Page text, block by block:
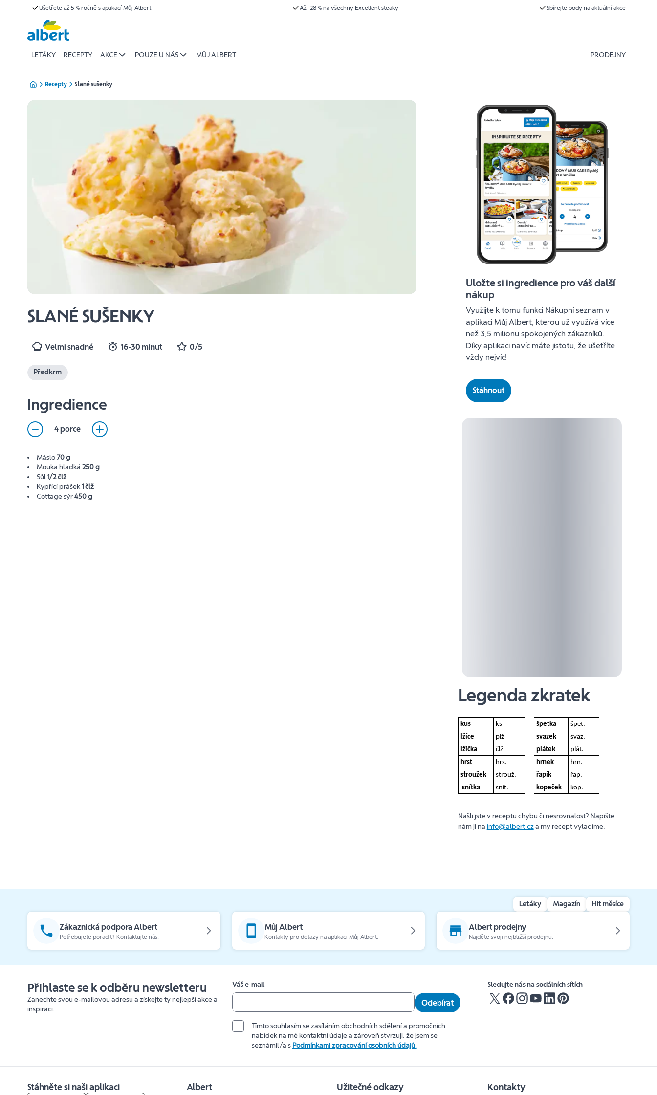
Ušetřete až 5 % ročně s aplikací Můj Albert Až -28 % na všechny Excellent steaky Sbírejte body na aktuální akce
LETÁKY RECEPTY AKCE POUZE U NÁS MŮJ ALBERT PRODEJNY
Recepty Slané sušenky
SLANÉ SUŠENKY
Velmi snadné 16-30 minut 0/5
Předkrm
Ingredience
4 porce
Máslo70 g
Mouka hladká250 g
Sůl1/2 člž
Kypřící prášek1 člž
Cottage sýr450 g
Uložte si ingredience pro váš další
nákup
Využijte k tomu funkci Nákupní seznam v
aplikaci Můj Albert, kterou už využívá více
než 3,5 milionu spokojených zákazníků.
Díky aplikaci navíc máte jistotu, že ušetříte
vždy nejvíc!
Stáhnout
Legenda zkratek
kus ks špetka
špet.
lžíce
plž svazek
svaz.
lžička
člž plátek
plát.
hrst
hrs. hrnek
hrn.
stroužek
strouž. řapík
řap.
snítka
snít. kopeček kop.
Našli jste v receptu chybu či nesrovnalost? Napište
nám ji na info@albert.cza my recept vyladíme.
Letáky Magazín Hit měsíce
Zákaznická podpora Albert
Potřebujete poradit? Kontaktujte nás.
Můj Albert
Kontakty pro dotazy na aplikaci Můj Albert.
Albert prodejny
Najděte svoji nejbližší prodejnu.
Přihlaste se k odběru newsletteru
Zanechte svou e-mailovou adresu a získejte ty nejlepší akce a
inspiraci.
Váš e-mail
Odebírat
Tímto souhlasím se zasíláním obchodních sdělení a promočních
nabídek na mé kontaktní údaje a zároveň stvrzuji, že jsem se
seznámil/a s Podmínkami zpracování osobních údajů.
Sledujte nás na sociálních sítích
Stáhněte si naši aplikaci Albert Užitečné odkazy Kontakty